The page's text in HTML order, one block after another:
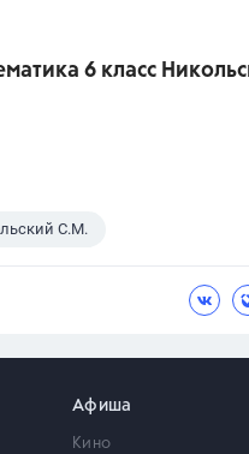
6 класс
С.М.
Афиша
Кино